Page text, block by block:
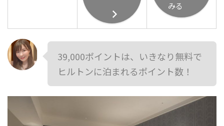
みる
39,000ポイントは、いきなり無料で
ヒルトンに泊まれるポイント数！